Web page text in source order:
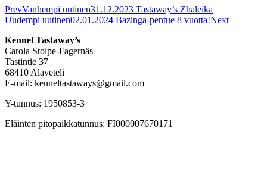
PrevVanhempi uutinen31.12.2023 Tastaway’s Zhaleika
Uudempi uutinen02.01.2024 Bazinga-pentue 8 vuotta!Next
Kennel Tastaway’s
Carola Stolpe-Fagernäs
Tastintie 37
68410 Alaveteli
E-mail: kenneltastaways@gmail.com
Y-tunnus: 1950853-3
Eläinten pitopaikkatunnus: FI000007670171